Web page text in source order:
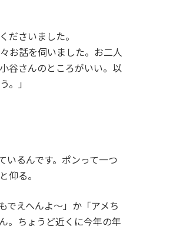
ださいました。
お話を伺いました。お二人
谷さんのところがいい。以
。」
いるんです。ポンって一つ
仰る。
でえへんよ～」か「アメち
。ちょうど近くに今年の年